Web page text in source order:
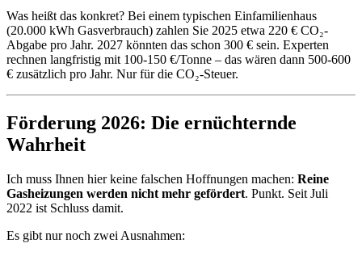
Was heißt das konkret? Bei einem typischen Einfamilienhaus
(20.000 kWh Gasverbrauch) zahlen Sie 2025 etwa 220 € CO₂-
Abgabe pro Jahr. 2027 könnten das schon 300 € sein. Experten
rechnen langfristig mit 100-150 €/Tonne – das wären dann 500-600
€ zusätzlich pro Jahr. Nur für die CO₂-Steuer.
Förderung 2026: Die ernüchternde
Wahrheit
Ich muss Ihnen hier keine falschen Hoffnungen machen: Reine
Gasheizungen werden nicht mehr gefördert. Punkt. Seit Juli
2022 ist Schluss damit.
Es gibt nur noch zwei Ausnahmen: